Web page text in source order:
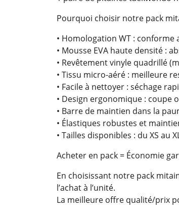
Pourquoi choisir notre pack
• Homologation WT :
• Mousse EVA haute densité :
• Revêtement vinyle quadrillé
• Tissu micro-aéré : meilleure
• Facile à nettoyer : séchage
• Design ergonomique : coupe
• Barre de maintien dans la
• Élastiques robustes et
• Tailles disponibles : du XS au
Acheter en pack = Économie
En choisissant notre pack
l’achat à l’unité.
La meilleure offre qualité/prix